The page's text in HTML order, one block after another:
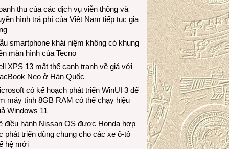
thu của các dịch vụ viễn thông và
hình trả phí của Việt Nam tiếp tục gia
smartphone khái niệm không có khung
màn hình của Tecno
XPS 13 mất thế cạnh tranh về giá với
Neo ở Hàn Quốc
có kế hoạch phát triển WinUI 3 để
máy tính 8GB RAM có thể chạy hiệu
Windows 11
điều hành Nissan OS được Honda hợp
phát triển dùng chung cho các xe ô-tô
hệ mới